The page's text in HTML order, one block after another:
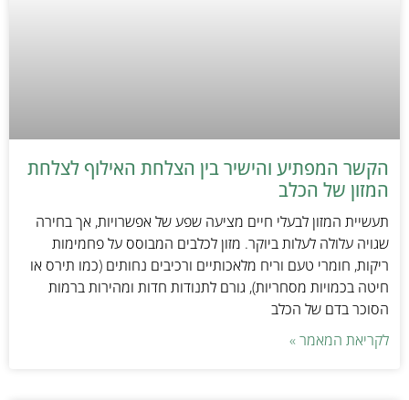
הקשר המפתיע והישיר בין הצלחת האילוף לצלחת
המזון של הכלב
תעשיית המזון לבעלי חיים מציעה שפע של אפשרויות, אך בחירה
שגויה עלולה לעלות ביוקר. מזון לכלבים המבוסס על פחמימות
ריקות, חומרי טעם וריח מלאכותיים ורכיבים נחותים (כמו תירס או
חיטה בכמויות מסחריות), גורם לתנודות חדות ומהירות ברמות
הסוכר בדם של הכלב
לקריאת המאמר »